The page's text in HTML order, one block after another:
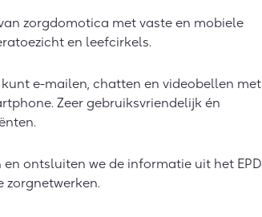
zorgdomotica met vaste en mobiele
en leefcirkels.
e-mailen, chatten en videobellen met
Zeer gebruiksvriendelijk én
ontsluiten we de informatie uit het EPD